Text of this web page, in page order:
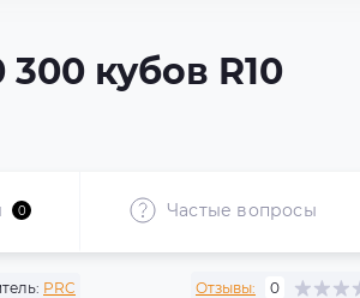
кубов R10
0 Частые вопросы
PRC Отзывы: 0